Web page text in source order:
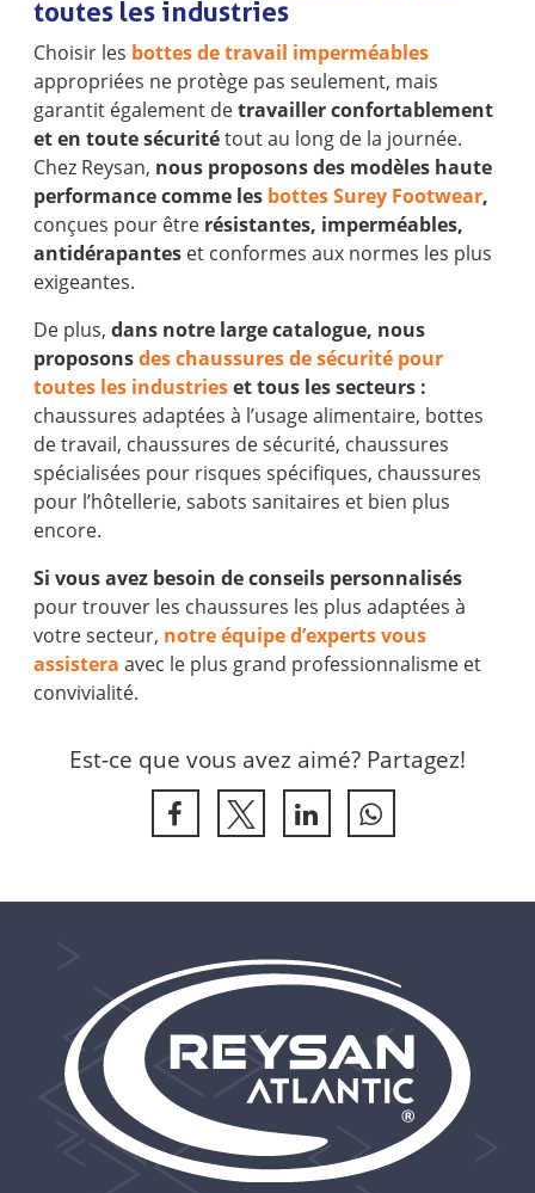
toutes les industries
Choisir les bottes de travail imperméables
appropriées ne protège pas seulement, mais
garantit également detravailler confortablement
et en toute sécuritétout au long de la journée.
Chez Reysan, nous proposons des modèles haute
performance comme les bottes Surey Footwear,
conçues pour être résistantes, imperméables,
antidérapantes et conformes aux normes les plus
exigeantes.
De plus,dans notre large catalogue, nous
proposonsdes chaussures de sécurité pour
toutes les industrieset tous les secteurs :
chaussures adaptées à l’usage alimentaire, bottes
de travail, chaussures de sécurité, chaussures
spécialisées pour risques spécifiques, chaussures
pour l’hôtellerie, sabots sanitaires et bien plus
encore.
Si vous avez besoin de conseils personnalisés
pour trouver les chaussures les plus adaptées à
votre secteur, notre équipe d’experts vous
assistera avec le plus grand professionnalisme et
convivialité.
Est-ce que vous avez aimé? Partagez!